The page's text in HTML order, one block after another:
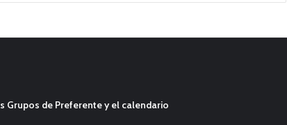
Grupos de Preferente y el calendario